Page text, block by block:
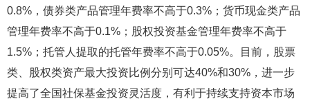
0.8%，债券类产品管理年费率不高于0.3%；货币现金类产品
管理年费率不高于0.1%；股权投资基金管理年费率不高于
1.5%；托管人提取的托管年费率不高于0.05%。目前，股票
类、股权类资产最大投资比例分别可达40%和30%，进一步
提高了全国社保基金投资灵活度，有利于持续支持资本市场